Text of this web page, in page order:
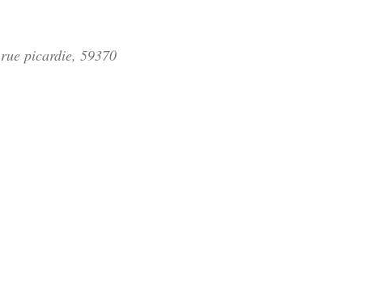
rue picardie, 59370